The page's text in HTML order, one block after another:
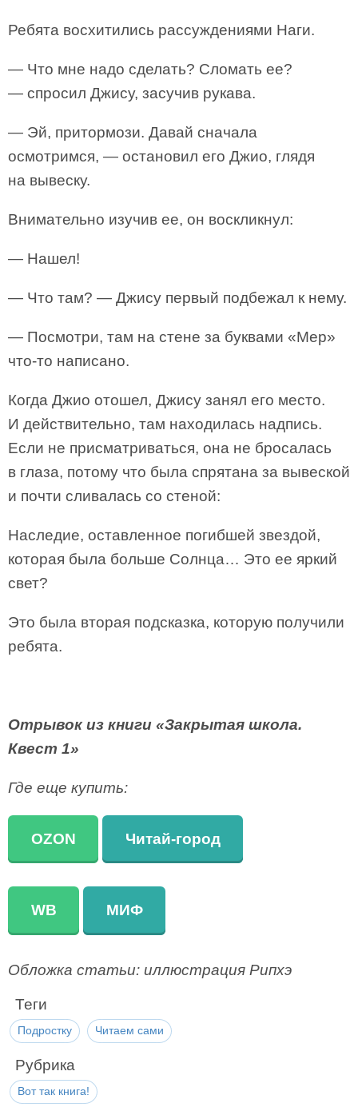
Ребята восхитились рассуждениями Наги.
— Что мне надо сделать? Сломать ее?
— спросил Джису, засучив рукава.
— Эй, притормози. Давай сначала
осмотримся, — остановил его Джио, глядя
на вывеску.
Внимательно изучив ее, он воскликнул:
— Нашел!
— Что там? — Джису первый подбежал к нему.
— Посмотри, там на стене за буквами «Мер»
что-то написано.
Когда Джио отошел, Джису занял его место.
И действительно, там находилась надпись.
Если не присматриваться, она не бросалась
в глаза, потому что была спрятана за вывеской
и почти сливалась со стеной:
Наследие, оставленное погибшей звездой,
которая была больше Солнца… Это ее яркий
свет?
Это была вторая подсказка, которую получили
ребята.
Отрывок из книги «Закрытая школа.
Квест 1»
Где еще купить:
OZON Читай-город
WB МИФ
Обложка статьи: иллюстрация Рипхэ
Теги
Подростку Читаем сами
Рубрика
Вот так книга!